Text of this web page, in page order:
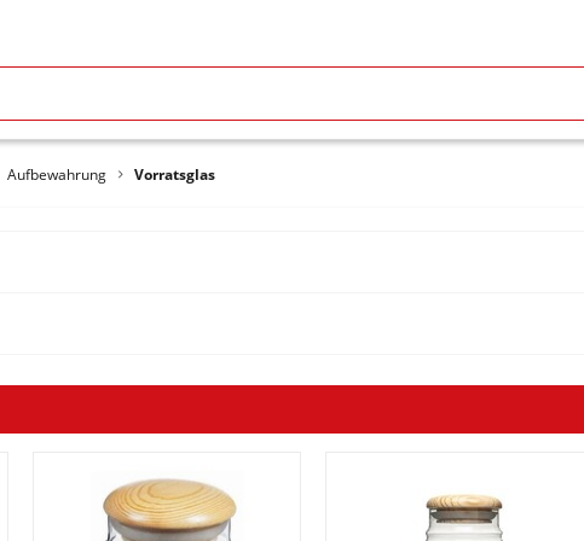
Aufbewahrung Vorratsglas